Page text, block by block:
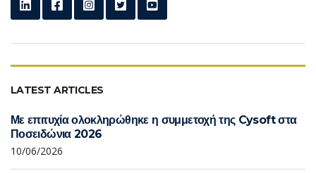
LATEST ARTICLES
Με επιτυχία ολοκληρώθηκε η συμμετοχή της Cysoft στα
Ποσειδώνια 2026
10/06/2026